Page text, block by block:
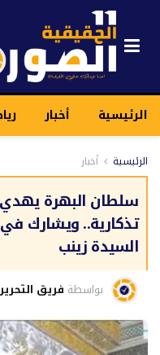
الرئيسية أخبار
الرئيسية أخبار
سلطان البهرة
تذكارية.. ويشارك
السيدة زينب
بواسطة فريق التحرير